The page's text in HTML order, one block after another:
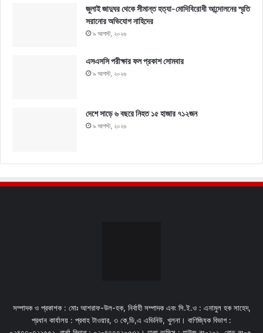
জুলাই জাদুঘর থেকে সীমান্ত হত্যা-মোদিবিরোধী আন্দোলনের স্মৃতি
সরানোর অভিযোগ নাহিদের
৯ আগস্ট, ২০২৬
এসএসসি পরীক্ষার ফল প্রকাশ সোমবার
৯ আগস্ট, ২০২৬
দেশে সাড়ে ৬ বছরে নিহত ১৫ হাজার ৭১২জন
৯ আগস্ট, ২০২৬
সম্পাদক ও প্রকাশক : মোঃ আশরাফ-উল-হক, নির্বাহী সম্পাদক এবং সি.ই.ও : এনামুল হক সাহেদ,
প্রধান কার্যালয় : প্রবাহ টাওয়ার, ৩ কে,ডি,এ এভিনিউ, খুলনা। বাণিজ্যিক বিভাগ :